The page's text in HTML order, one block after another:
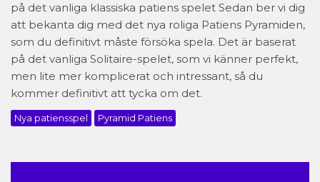
på det vanliga klassiska patiens spelet Sedan ber vi dig
att bekanta dig med det nya roliga Patiens Pyramiden,
som du definitivt måste försöka spela. Det är baserat
på det vanliga Solitaire-spelet, som vi känner perfekt,
men lite mer komplicerat och intressant, så du
kommer definitivt att tycka om det.
Nya patiensspel Pyramid Patiens